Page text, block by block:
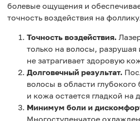
болевые ощущения и
точность воздействия на
Точность воздействия.
только на волосы,
не затрагивает здоровую
Долговечный результат.
волосы в области глубокого
и кожа остается гладкой на
Минимум боли и
Многоступенчатое